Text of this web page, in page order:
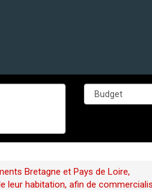
Bretagne et Pays de Loire,
leur habitation, afin de